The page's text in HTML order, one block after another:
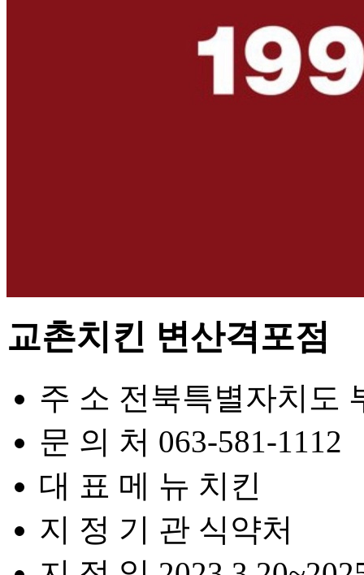
교촌치킨 변산격포점
주 소 전북특별자치도
문 의 처 063-581-1112
대 표 메 뉴 치킨
지 정 기 관 식약처